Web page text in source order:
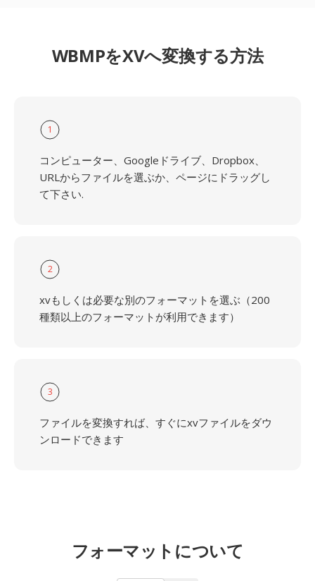
WBMPをXVへ変換する方法
1
コンピューター、Googleドライブ、Dropbox、
URLからファイルを選ぶか、ページにドラッグし
て下さい.
2
xvもしくは必要な別のフォーマットを選ぶ（200
種類以上のフォーマットが利用できます）
3
ファイルを変換すれば、すぐにxvファイルをダウ
ンロードできます
フォーマットについて